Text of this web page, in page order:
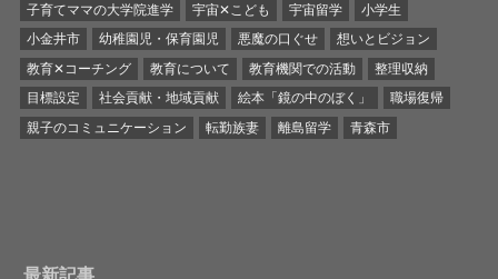
子育てママの大学院進学
宇宙✕こども 宇宙留学
小学生
小金井市
幼稚園児・保育園児 悪魔の口ぐせ
想いとビジョン
教育✕コーチング
教育について 教育機関での活動
整理収納
目標設定
社会貢献・地域貢献 絵本「鏡の中のぼく」
職場復帰
親子のコミュニケーション
転勤族妻 離島留学 青森市
最新記事